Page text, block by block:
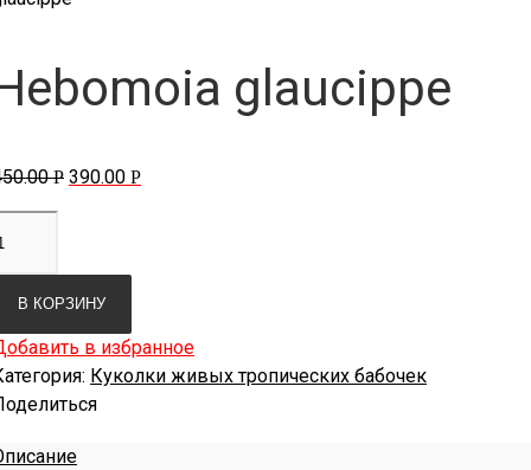
glaucippe
Р 390.00 Р
В КОРЗИНУ
в избранное
Куколки живых тропических бабочек